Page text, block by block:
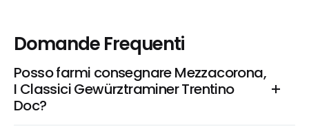
Domande Frequenti
Posso farmi consegnare Mezzacorona,
I Classici Gewürztraminer Trentino
Doc?